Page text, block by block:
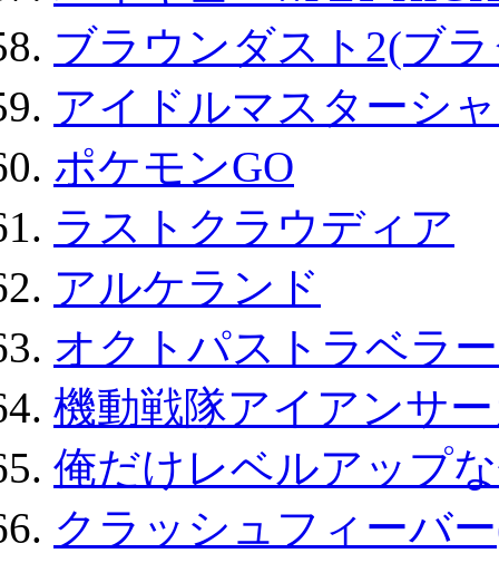
ブラウンダスト2(ブ
アイドルマスターシ
ポケモンGO
ラストクラウディア
アルケランド
オクトパストラベラ
機動戦隊アイアンサ
俺だけレベルアップ
クラッシュフィーバ